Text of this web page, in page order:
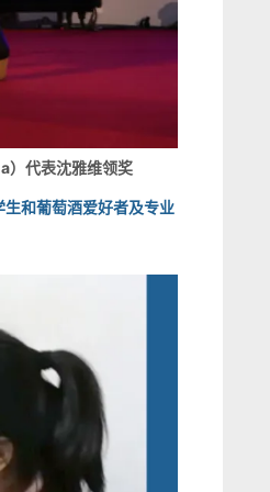
）代表沈雅维领奖
和葡萄酒爱好者及专业